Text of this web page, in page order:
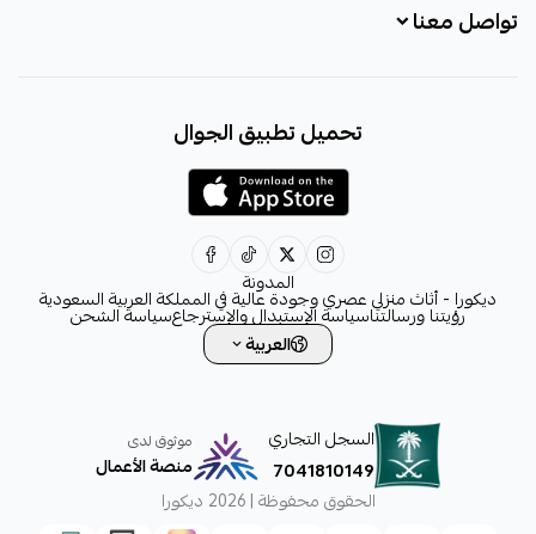
تواصل معنا
decora6586@gmail.com
تحميل تطبيق الجوال
المدونة
ديكورا - أثاث منزلي عصري وجودة عالية في المملكة العربية السعودية
رؤيتنا ورسالتناسياسة الإستبدال والإسترجاعسياسة الشحن
العربية
السجل التجاري
7041810149
موثوق لدى
منصة الأعمال
الحقوق محفوظة | 2026
ديكورا